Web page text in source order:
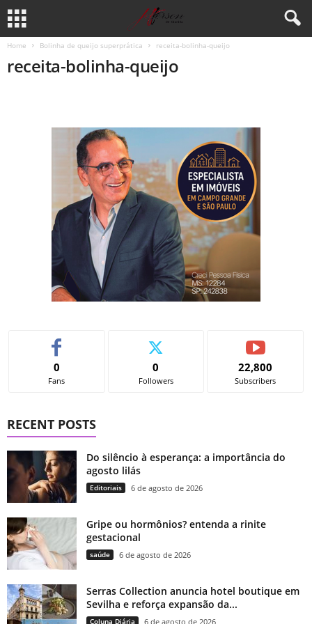
Home Bolinha de queijo superprática receita-bolinha-queijo
receita-bolinha-queijo
0
Fans
0
Followers
22,800
Subscribers
RECENT POSTS
Do silêncio à esperança: a importância do
agosto lilás
Editoriais 6 de agosto de 2026
Gripe ou hormônios? entenda a rinite
gestacional
saúde 6 de agosto de 2026
Serras Collection anuncia hotel boutique em
Sevilha e reforça expansão da...
Coluna Diária 6 de agosto de 2026